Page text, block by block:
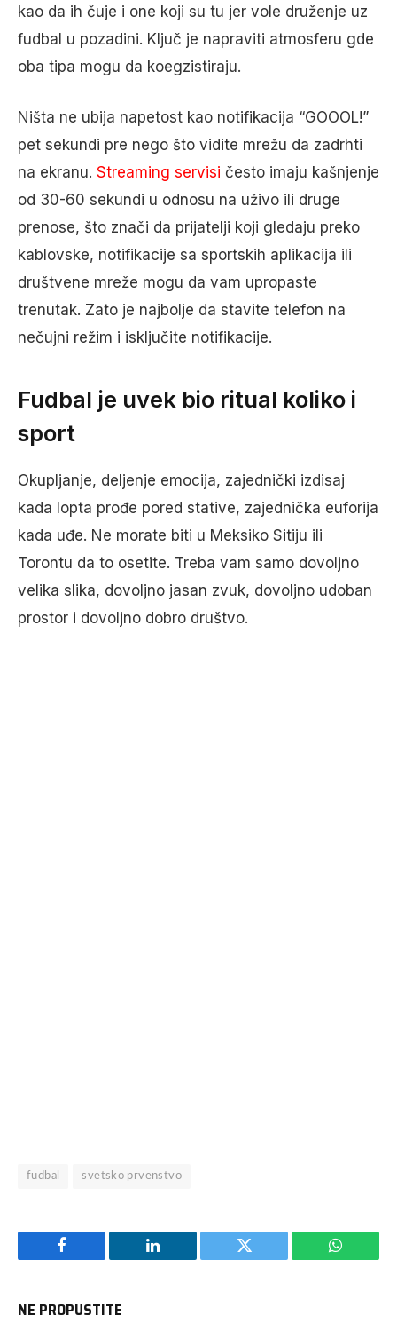
kao da ih čuje i one koji su tu jer vole druženje uz
fudbal u pozadini. Ključ je napraviti atmosferu gde
oba tipa mogu da koegzistiraju.
Ništa ne ubija napetost kao notifikacija “GOOOL!”
pet sekundi pre nego što vidite mrežu da zadrhti
na ekranu. Streaming servisi često imaju kašnjenje
od 30-60 sekundi u odnosu na uživo ili druge
prenose, što znači da prijatelji koji gledaju preko
kablovske, notifikacije sa sportskih aplikacija ili
društvene mreže mogu da vam upropaste
trenutak. Zato je najbolje da stavite telefon na
nečujni režim i isključite notifikacije.
Fudbal je uvek bio ritual koliko i
sport
Okupljanje, deljenje emocija, zajednički izdisaj
kada lopta prođe pored stative, zajednička euforija
kada uđe. Ne morate biti u Meksiko Sitiju ili
Torontu da to osetite. Treba vam samo dovoljno
velika slika, dovoljno jasan zvuk, dovoljno udoban
prostor i dovoljno dobro društvo.
fudbal svetsko prvenstvo
Facebook LinkedIn Twitter
NE PROPUSTITE